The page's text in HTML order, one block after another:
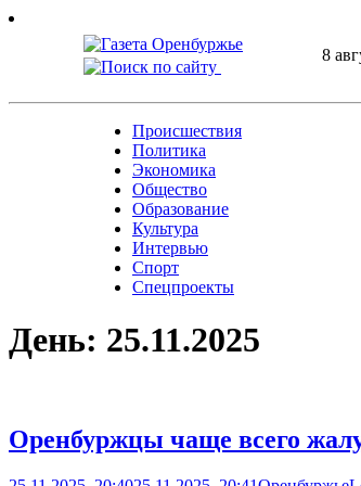
Skip
8
Происшествия
Политика
Экономика
Общество
Образование
Культура
Интервью
Спорт
Спецпроекты
День: 25.11.2025
Оренбуржцы чаще всего